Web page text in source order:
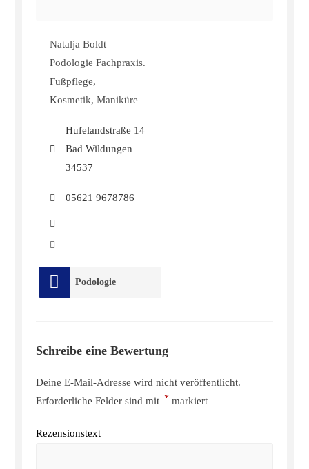
Natalja Boldt
Podologie Fachpraxis.
Fußpflege,
Kosmetik, Maniküre
Hufelandstraße 14
Bad Wildungen
34537
05621 9678786
Podologie
Schreibe eine Bewertung
Deine E-Mail-Adresse wird nicht veröffentlicht.
Erforderliche Felder sind mit * markiert
Rezensionstext